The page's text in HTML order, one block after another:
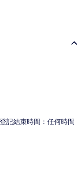
記結束時間：任何時間